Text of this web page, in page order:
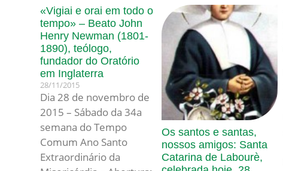
«Vigiai e orai em todo o
tempo» – Beato John
Henry Newman (1801-
1890), teólogo,
fundador do Oratório
em Inglaterra
28/11/2015
Dia 28 de novembro de
2015 – Sábado da 34a
semana do Tempo
Comum Ano Santo
Extraordinário da
Os santos e santas,
nossos amigos: Santa
Catarina de Labourè,